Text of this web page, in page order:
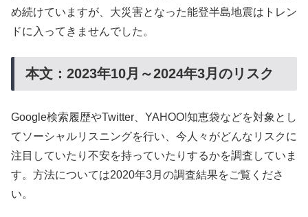
め続けていますが、大災害となった能登半島地震はトレン
ドに入ってきませんでした。
本文：2023年10月～2024年3月のリスク
Google検索履歴やTwitter、YAHOO!知恵袋などを対象とし
てソーシャルリスニングを行い、今人々がどんなリスクに
注目していたり不安を持っていたりするかを調査していま
す。方法については2020年3月の調査結果をご覧くださ
い。